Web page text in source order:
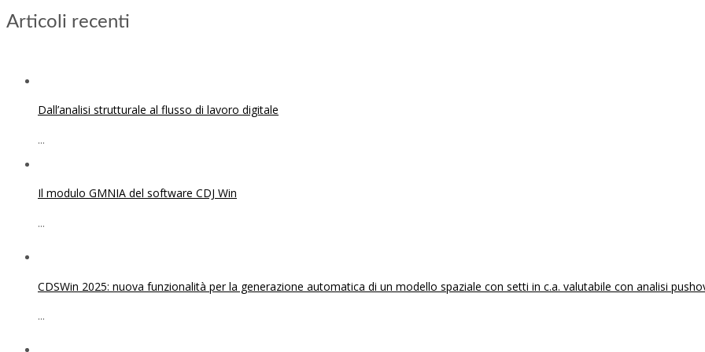
Articoli recenti
Dall’analisi strutturale al flusso di lavoro digitale
...
Il modulo GMNIA del software CDJ Win
...
CDSWin 2025: nuova funzionalità per la generazione automatica di un modello spaziale con setti in c.a. valutabile con analisi
...